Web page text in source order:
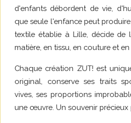
d'enfants débordent de vie,
que seule l'enfance peut
textile établie à Lille, décide de
matière, en tissu, en couture et en
Chaque création ZUT! est
original, conserve ses traits
vives, ses proportions
une œuvre. Un souvenir précieux